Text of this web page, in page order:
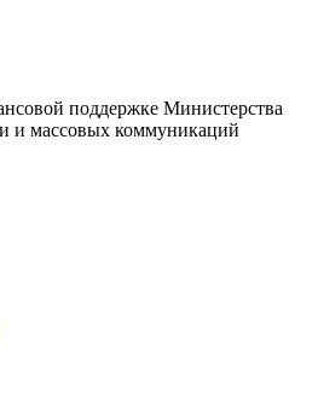
поддержке Министерства
и массовых коммуникаций